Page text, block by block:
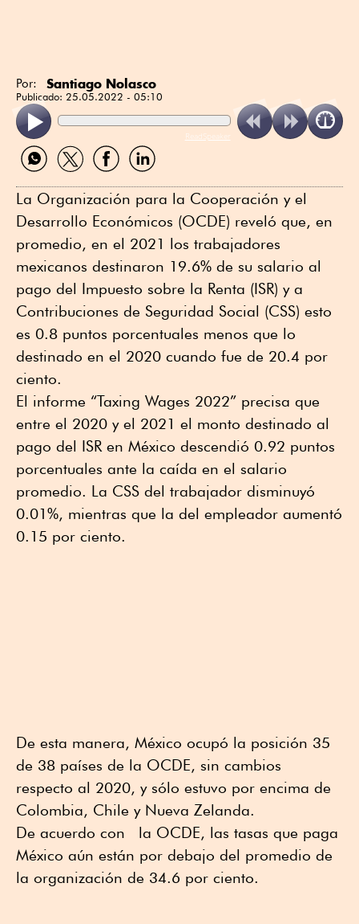
Por: Santiago Nolasco
Publicado: 25.05.2022 - 05:10
ReadSpeaker
Compartir
por
Compartir
por
Compartir
por
Compartir
por
La Organización para la Cooperación y el
Desarrollo Económicos (OCDE) reveló que, en
promedio, en el 2021 los trabajadores
mexicanos destinaron 19.6% de su salario al
pago del Impuesto sobre la Renta (ISR) y a
Contribuciones de Seguridad Social (CSS) esto
es 0.8 puntos porcentuales menos que lo
destinado en el 2020 cuando fue de 20.4 por
ciento.
El informe “Taxing Wages 2022” precisa que
entre el 2020 y el 2021 el monto destinado al
pago del ISR en México descendió 0.92 puntos
porcentuales ante la caída en el salario
promedio. La CSS del trabajador disminuyó
0.01%, mientras que la del empleador aumentó
0.15 por ciento.
De esta manera, México ocupó la posición 35
de 38 países de la OCDE, sin cambios
respecto al 2020, y sólo estuvo por encima de
Colombia, Chile y Nueva Zelanda.
De acuerdo con la OCDE, las tasas que paga
México aún están por debajo del promedio de
la organización de 34.6 por ciento.